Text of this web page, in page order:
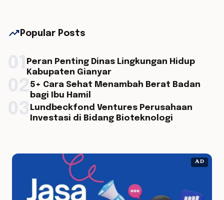
trending_up Popular Posts
Peran Penting Dinas Lingkungan Hidup
Kabupaten Gianyar
5+ Cara Sehat Menambah Berat Badan
bagi Ibu Hamil
Lundbeckfond Ventures Perusahaan
Investasi di Bidang Bioteknologi
AD